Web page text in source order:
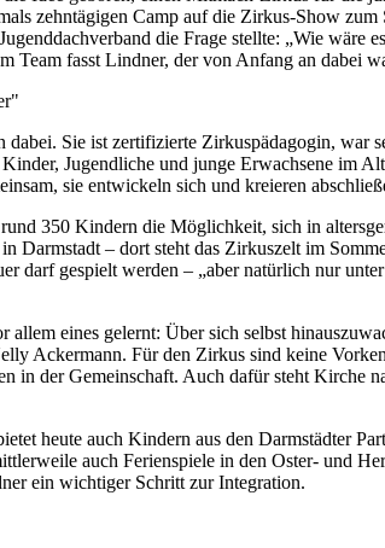
zehntägigen Camp auf die Zirkus-Show
die Frage stellte: „Wie
Team fasst Lindner, der von Anfang an dabei
dabei. Sie ist zertifizierte Zirkuspädagogin, war
Jugendliche und junge Erwachsene im
sie entwickeln sich und kreieren
350 Kindern die Möglichkeit, sich in
Darmstadt – dort steht das Zirkuszelt im
darf gespielt werden – „aber natürlich nur
eines gelernt: Über sich selbst
Ackermann. Für den Zirkus sind keine
in der Gemeinschaft. Auch dafür steht Kirche
heute auch Kindern aus den Darmstädter
auch Ferienspiele in den Oster- und
ein wichtiger Schritt zur Integration.